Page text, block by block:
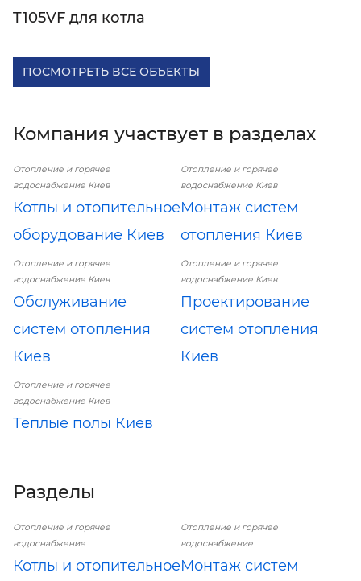
T105VF для котла
ПОСМОТРЕТЬ ВСЕ ОБЪЕКТЫ
Компания участвует в разделах
Отопление и горячее
водоснабжение Киев
Котлы и отопительное
оборудование Киев
Отопление и горячее
водоснабжение Киев
Монтаж систем
отопления Киев
Отопление и горячее
водоснабжение Киев
Обслуживание
систем отопления
Киев
Отопление и горячее
водоснабжение Киев
Проектирование
систем отопления
Киев
Отопление и горячее
водоснабжение Киев
Теплые полы Киев
Разделы
Отопление и горячее
водоснабжение
Котлы и отопительное
Отопление и горячее
водоснабжение
Монтаж систем